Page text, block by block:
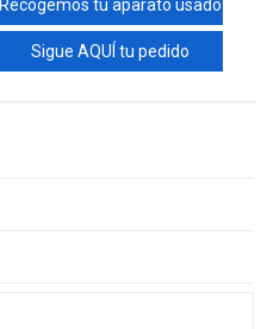
Recogemos tu aparato usado
Sigue AQUÍ tu pedido